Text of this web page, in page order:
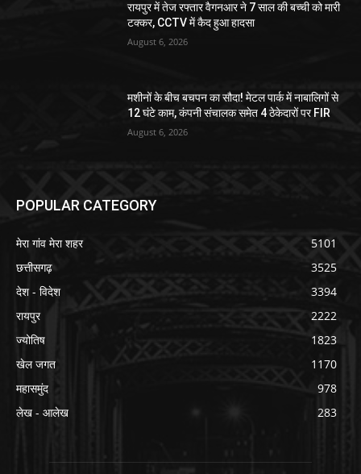
रायपुर में तेज रफ्तार वैगनआर ने 7 साल की बच्ची को मारी
टक्कर, CCTV में कैद हुआ हादसा
August 6, 2026
मशीनों के बीच बचपन का सौदा! मेटल पार्क में नाबालिगों से
12 घंटे काम, कंपनी संचालक समेत 4 ठेकेदारों पर FIR
August 6, 2026
POPULAR CATEGORY
मेरा गांव मेरा शहर
5101
छत्तीसगढ़
3525
देश - विदेश
3394
रायपुर
2222
ज्योतिष
1823
खेल जगत
1170
महासमुंद
978
लेख - आलेख
283